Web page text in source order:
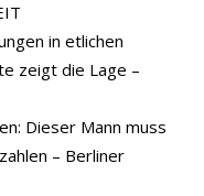
in etlichen
zeigt die Lage –
Dieser Mann muss
– Berliner